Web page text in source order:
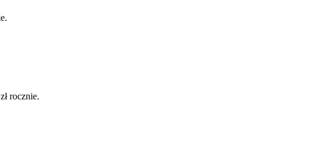
rocznie.